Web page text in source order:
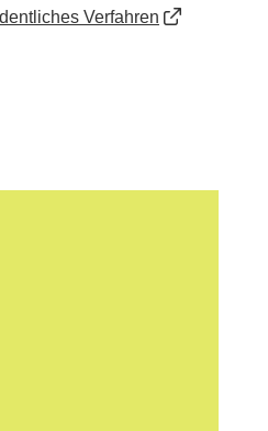
Verfahren